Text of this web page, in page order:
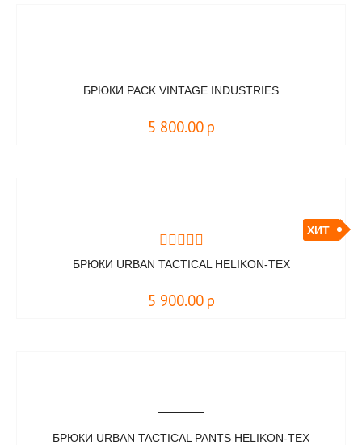
БРЮКИ PACK VINTAGE INDUSTRIES
5 800.00 р
ХИТ
БРЮКИ URBAN TACTICAL HELIKON-TEX
5 900.00 р
БРЮКИ URBAN TACTICAL PANTS HELIKON-TEX